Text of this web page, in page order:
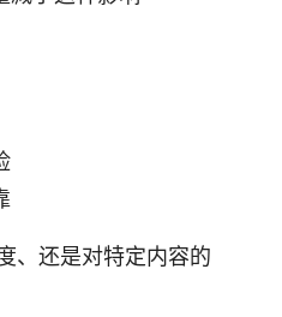
、还是对特定内容的